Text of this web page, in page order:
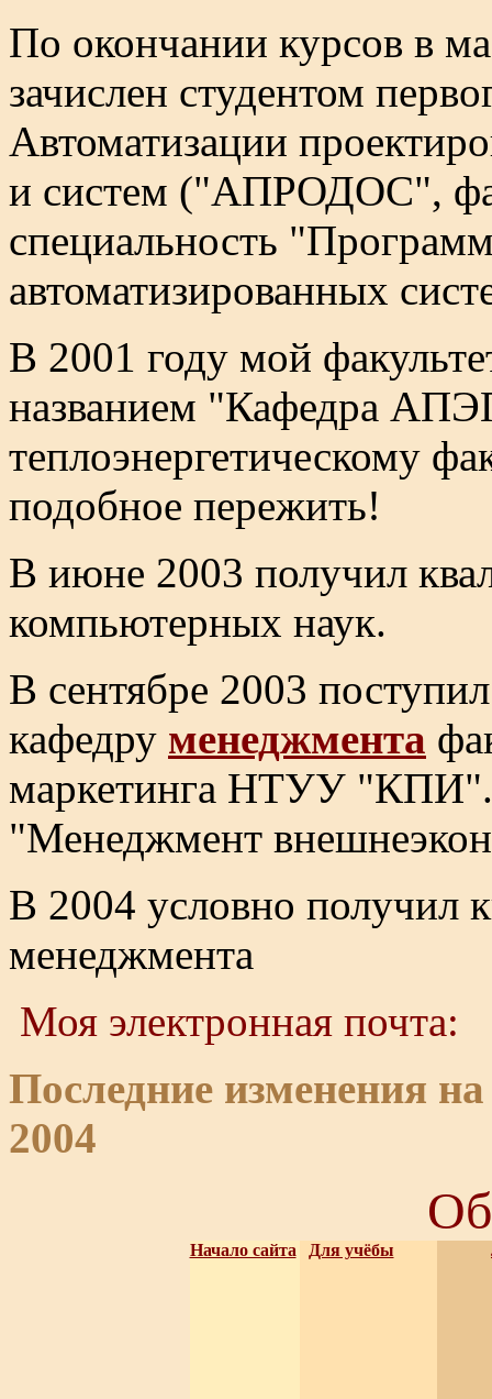
По окончании курсов в
зачислен студентом
Автоматизации
и систем ("АПРОДОС",
специальность
автоматизированных
В 2001 году мой
названием "Кафедра
теплоэнергетическому
подобное пережить!
В июне 2003 получил
компьютерных наук.
В сентябре 2003
кафедру менеджмента
маркетинга НТУУ "КПИ".
"Менеджмент
В 2004 условно получил
менеджмента
Моя электронная почта:
Последние изменения
2004
Начало сайта Для учёбы